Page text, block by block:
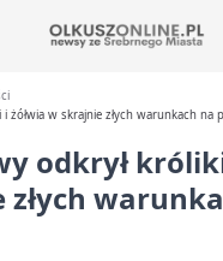
żółwia w skrajnie złych warunkach na
odkrył